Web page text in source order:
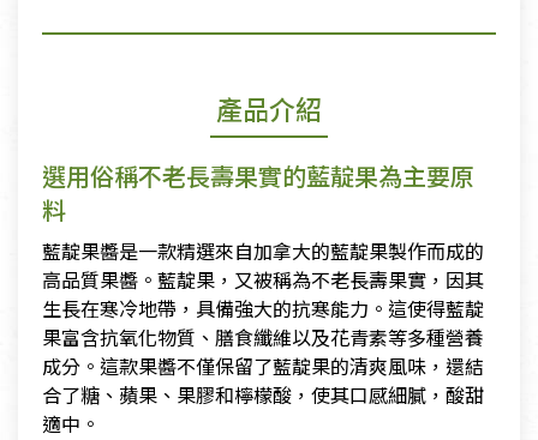
產品介紹
選用俗稱不老長壽果實的藍靛果為主要原
料
藍靛果醬是一款精選來自加拿大的藍靛果製作而成的
高品質果醬。藍靛果，又被稱為不老長壽果實，因其
生長在寒冷地帶，具備強大的抗寒能力。這使得藍靛
果富含抗氧化物質、膳食纖維以及花青素等多種營養
成分。這款果醬不僅保留了藍靛果的清爽風味，還結
合了糖、蘋果、果膠和檸檬酸，使其口感細膩，酸甜
適中。